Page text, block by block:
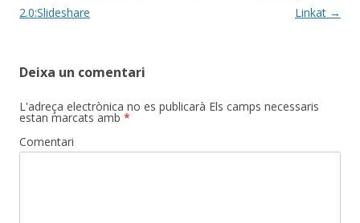
navigation
2.0:Slideshare
Linkat →
Deixa un comentari
L'adreça electrònica no es publicarà Els camps necessaris
estan marcats amb *
Comentari